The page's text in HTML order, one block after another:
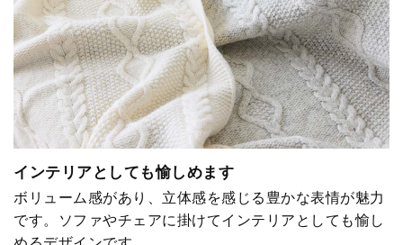
インテリアとしても愉しめます
ボリューム感があり、立体感を感じる豊かな表情が魅力
です。ソファやチェアに掛けてインテリアとしても愉し